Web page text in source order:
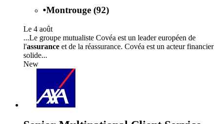
•Montrouge (92)
Le 4 août
...Le groupe mutualiste Covéa est un leader européen de
l'assurance et de la réassurance. Covéa est un acteur financier
solide...
New